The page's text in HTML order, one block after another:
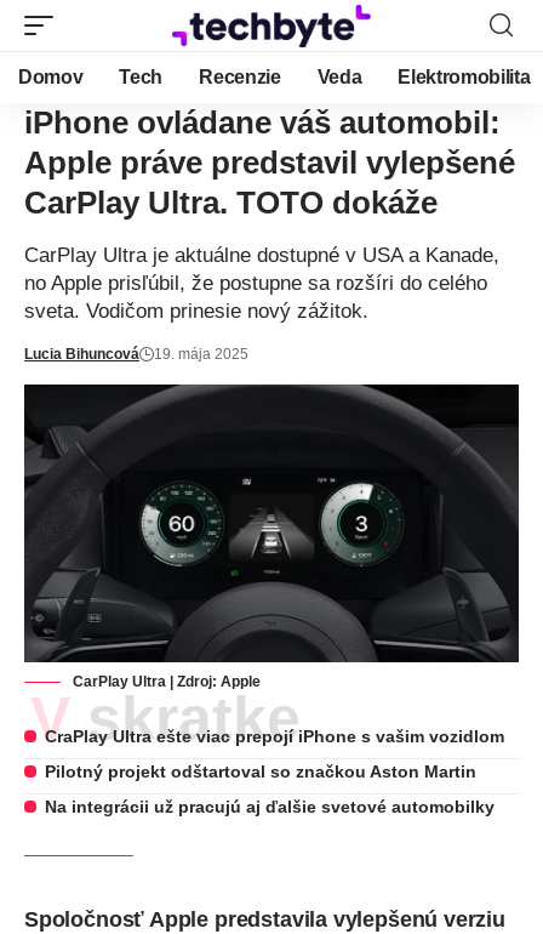
Domov Tech Recenzie Veda Elektromobilita
iPhone ovládane váš automobil:
Apple práve predstavil vylepšené
CarPlay Ultra. TOTO dokáže
CarPlay Ultra je aktuálne dostupné v USA a Kanade,
no Apple prisľúbil, že postupne sa rozšíri do celého
sveta. Vodičom prinesie nový zážitok.
Lucia Bihuncová 19. mája 2025
CarPlay Ultra | Zdroj: Apple
V skratke
CraPlay Ultra ešte viac prepojí iPhone s vašim vozidlom
Pilotný projekt odštartoval so značkou Aston Martin
Na integrácii už pracujú aj ďalšie svetové automobilky
Spoločnosť Apple predstavilavylepšenú verziu